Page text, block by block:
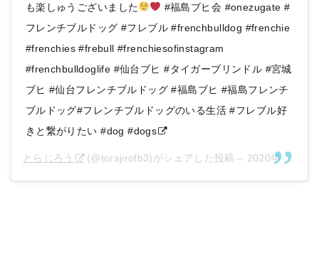
も楽しゅうございました
#福島ブヒ会 #onezugate #
フレンチブルドッグ #フレブル #frenchbulldog #frenchie
#frenchies #frebull #frenchiesofinstagram
#frenchbulldoglife #仙台ブヒ #タイガーブリンドル #宮城
ブヒ #仙台フレンチブルドッグ #福島ブヒ #福島フレンチ
ブルドッグ#フレンチブルドッグのいる生活 #フレブル好
きと繋がりたい #dog #dogs
とらじろう (@torajirofb3)がシェアした投稿 – 2020年 2月月18日午前11時25分PST